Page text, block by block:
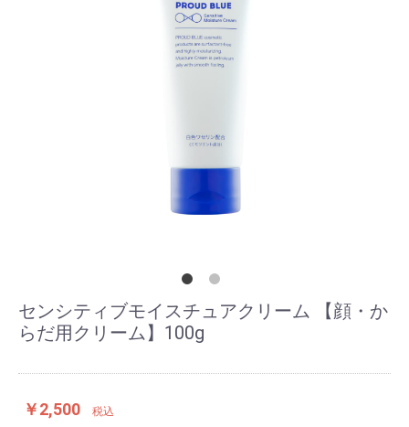
センシティブモイスチュアクリーム 【顔・か
らだ用クリーム】100g
￥2,500 税込